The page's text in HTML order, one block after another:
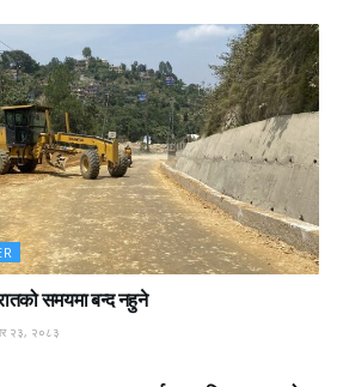
समयमा बन्द नहुने
२३, २०८३